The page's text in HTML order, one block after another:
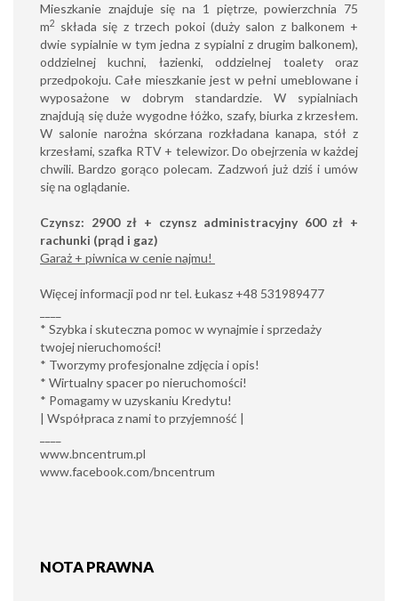
Mieszkanie znajduje się na 1 piętrze, powierzchnia 75
m2
składa się z trzech pokoi (duży salon z balkonem +
dwie sypialnie w tym jedna z sypialni z drugim balkonem),
oddzielnej kuchni, łazienki, oddzielnej toalety oraz
przedpokoju. Całe mieszkanie jest w pełni umeblowane i
wyposażone w dobrym standardzie. W sypialniach
znajdują się duże wygodne łóżko, szafy, biurka z krzesłem.
W salonie narożna skórzana rozkładana kanapa, stół z
krzesłami, szafka RTV + telewizor. Do obejrzenia w każdej
chwili. Bardzo gorąco polecam. Zadzwoń już dziś i umów
się na oglądanie.
Czynsz: 2900 zł + czynsz administracyjny 600 zł +
rachunki (prąd i gaz)
Garaż + piwnica w cenie najmu!
Więcej informacji pod nr tel. Łukasz +48 531989477
* Szybka i skuteczna pomoc w wynajmie i sprzedaży
twojej nieruchomości!
* Tworzymy profesjonalne zdjęcia i opis!
* Wirtualny spacer po nieruchomości!
* Pomagamy w uzyskaniu Kredytu!
| Współpraca z nami to przyjemność |
www.bncentrum.pl
www.facebook.com/bncentrum
NOTA PRAWNA